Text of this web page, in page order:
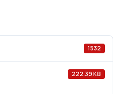
1532
222.39 KB